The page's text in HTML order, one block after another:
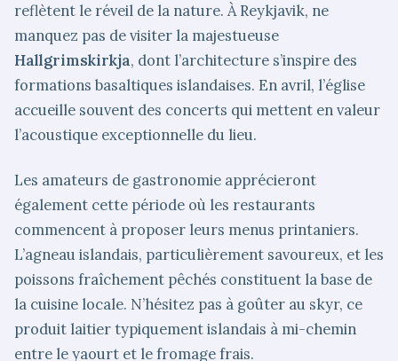
reflètent le réveil de la nature. À Reykjavik, ne
manquez pas de visiter la majestueuse
Hallgrimskirkja, dont l’architecture s’inspire des
formations basaltiques islandaises. En avril, l’église
accueille souvent des concerts qui mettent en valeur
l’acoustique exceptionnelle du lieu.
Les amateurs de gastronomie apprécieront
également cette période où les restaurants
commencent à proposer leurs menus printaniers.
L’agneau islandais, particulièrement savoureux, et les
poissons fraîchement pêchés constituent la base de
la cuisine locale. N’hésitez pas à goûter au skyr, ce
produit laitier typiquement islandais à mi-chemin
entre le yaourt et le fromage frais.